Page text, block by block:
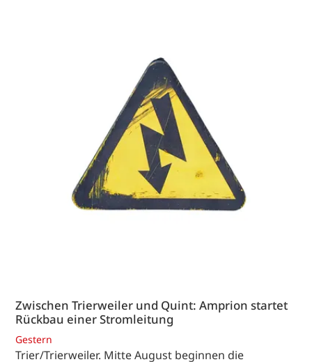
Zwischen Trierweiler und Quint: Amprion startet
Rückbau einer Stromleitung
Gestern
Trier/Trierweiler. Mitte August beginnen die